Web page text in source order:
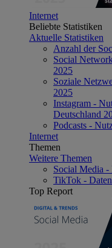
Internet
Beliebte Statistiken
Aktuelle Statistiken
Anzahl der
Social
2025
Soziale
2025
Instagram -
Deutschland
Podcasts -
Internet
Themen
Weitere Themen
Social Media -
TikTok -
Top Report